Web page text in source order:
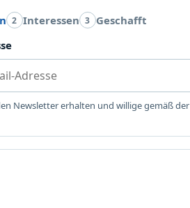
2 Interessen 3 Geschafft
Newsletter erhalten und willige gemäß der